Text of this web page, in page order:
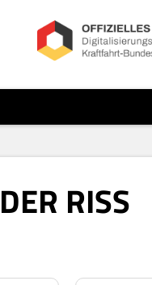
RISS